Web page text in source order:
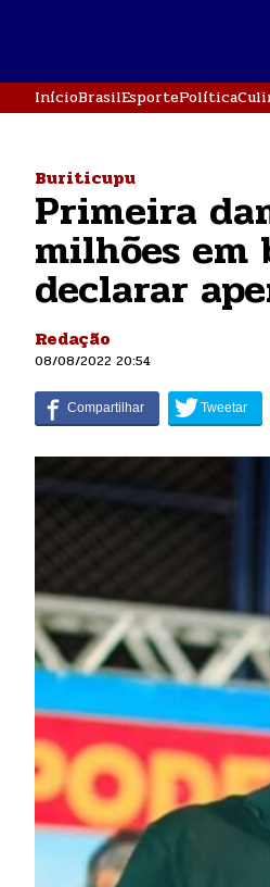
InícioBrasilEsportePolítica
Buriticupu
Primeira
milhões em
declarar
Redação
08/08/2022 20:54